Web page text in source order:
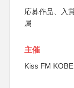
応募作品、入
属
主催
Kiss FM